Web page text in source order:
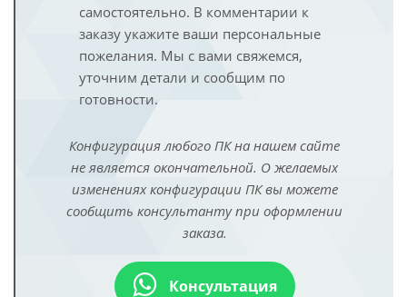
самостоятельно. В комментарии к
заказу укажите ваши персональные
пожелания. Мы с вами свяжемся,
уточним детали и сообщим по
готовности.
Конфигурация любого ПК на нашем сайте
не является окончательной. О желаемых
изменениях конфигурации ПК вы можете
сообщить консультанту при оформлении
заказа.
Консультация